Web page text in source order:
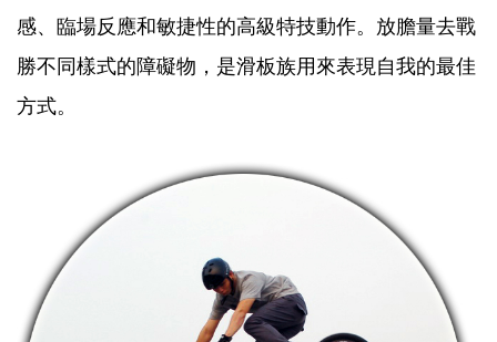
感、臨場反應和敏捷性的高級特技動作。放膽量去戰
勝不同樣式的障礙物，是滑板族用來表現自我的最佳
方式。